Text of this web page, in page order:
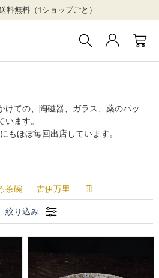
料無料（1ショップごと）
けての、陶磁器、ガラス、薬のパッ
ます。
もほぼ毎回出店しています。
茶碗
古伊万里
皿
絞り込み